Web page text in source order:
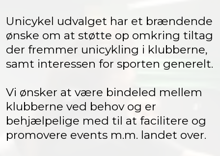
Unicykel udvalget har et brændende
ønske om at støtte op omkring tiltag
der fremmer unicykling i klubberne,
samt interessen for sporten generelt.
Vi ønsker at være bindeled mellem
klubberne ved behov og er
behjælpelige med til at facilitere og
promovere events m.m. landet over.